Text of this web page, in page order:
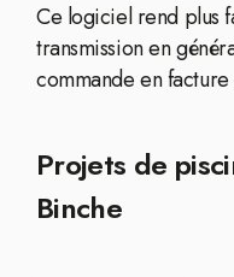
Ce logiciel rend plus
transmission en
commande en
Projets de
Binche